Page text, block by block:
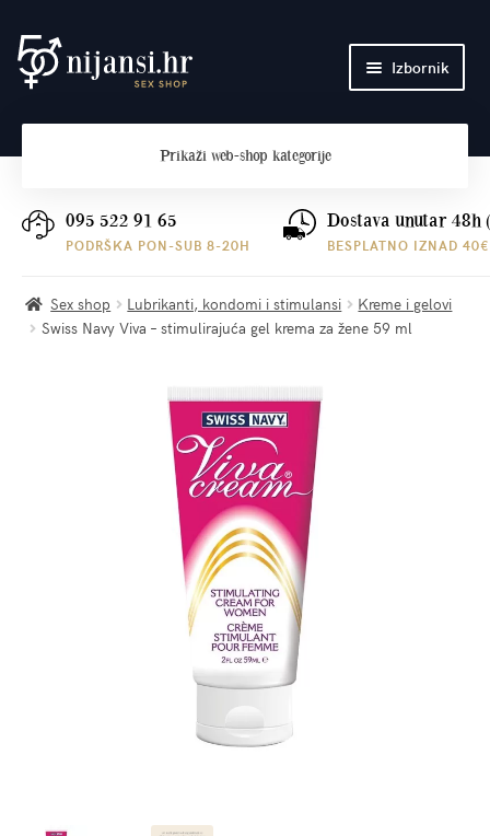
Preskoči
na
Skoči
do
Izbornik
Plaćanje i dostava
Prikaži web-shop kategorije
095 522 91 65
PODRŠKA PON-SUB 8-20H
Dostava unutar 48h
BESPLATNO IZNAD 40€
Sex shop Lubrikanti, kondomi i stimulansi
Kreme i gelovi
Swiss Navy Viva – stimulirajuća gel krema za žene 59 ml